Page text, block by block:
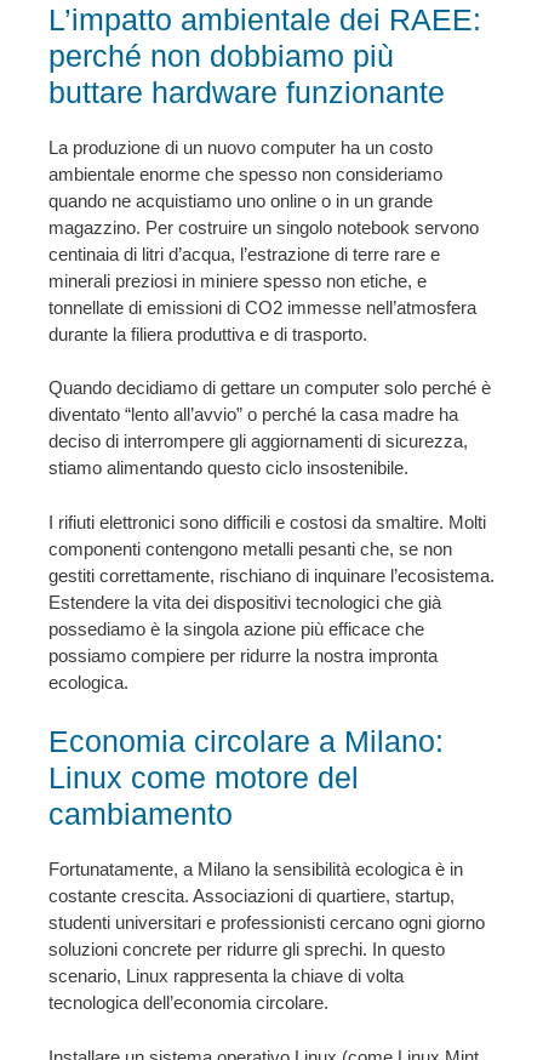
L’impatto ambientale dei RAEE:
perché non dobbiamo più
buttare hardware funzionante
La produzione di un nuovo computer ha un costo
ambientale enorme che spesso non consideriamo
quando ne acquistiamo uno online o in un grande
magazzino. Per costruire un singolo notebook servono
centinaia di litri d’acqua, l’estrazione di terre rare e
minerali preziosi in miniere spesso non etiche, e
tonnellate di emissioni di CO2 immesse nell’atmosfera
durante la filiera produttiva e di trasporto.
Quando decidiamo di gettare un computer solo perché è
diventato “lento all’avvio” o perché la casa madre ha
deciso di interrompere gli aggiornamenti di sicurezza,
stiamo alimentando questo ciclo insostenibile.
I rifiuti elettronici sono difficili e costosi da smaltire. Molti
componenti contengono metalli pesanti che, se non
gestiti correttamente, rischiano di inquinare l’ecosistema.
Estendere la vita dei dispositivi tecnologici che già
possediamo è la singola azione più efficace che
possiamo compiere per ridurre la nostra impronta
ecologica.
Economia circolare a Milano:
Linux come motore del
cambiamento
Fortunatamente, a Milano la sensibilità ecologica è in
costante crescita. Associazioni di quartiere, startup,
studenti universitari e professionisti cercano ogni giorno
soluzioni concrete per ridurre gli sprechi. In questo
scenario, Linux rappresenta la chiave di volta
tecnologica dell’economia circolare.